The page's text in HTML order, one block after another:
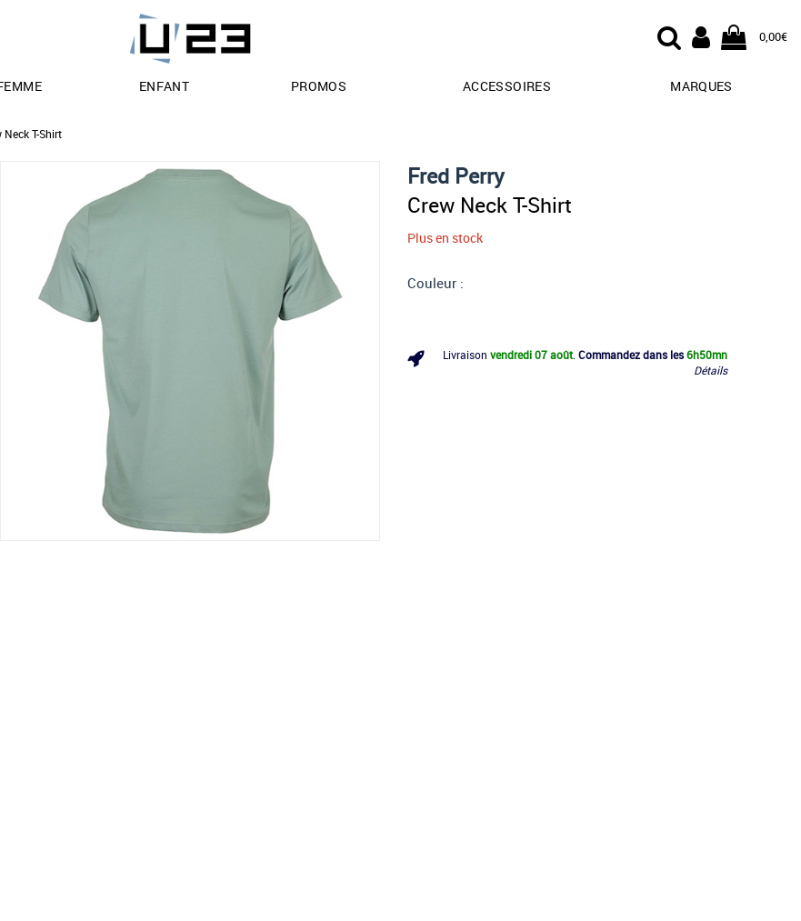
0,00€
ENFANT PROMOS ACCESSOIRES MARQUES
Neck T-Shirt
Fred Perry
Crew Neck T-Shirt
Plus en stock
Couleur :
Livraison vendredi 07 août Commandez dans les6h50mn
Détails